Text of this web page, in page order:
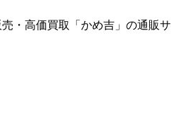
・高価買取「かめ吉」の通販